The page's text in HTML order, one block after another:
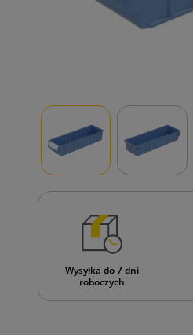
Wysyłka do 7 dni
roboczych